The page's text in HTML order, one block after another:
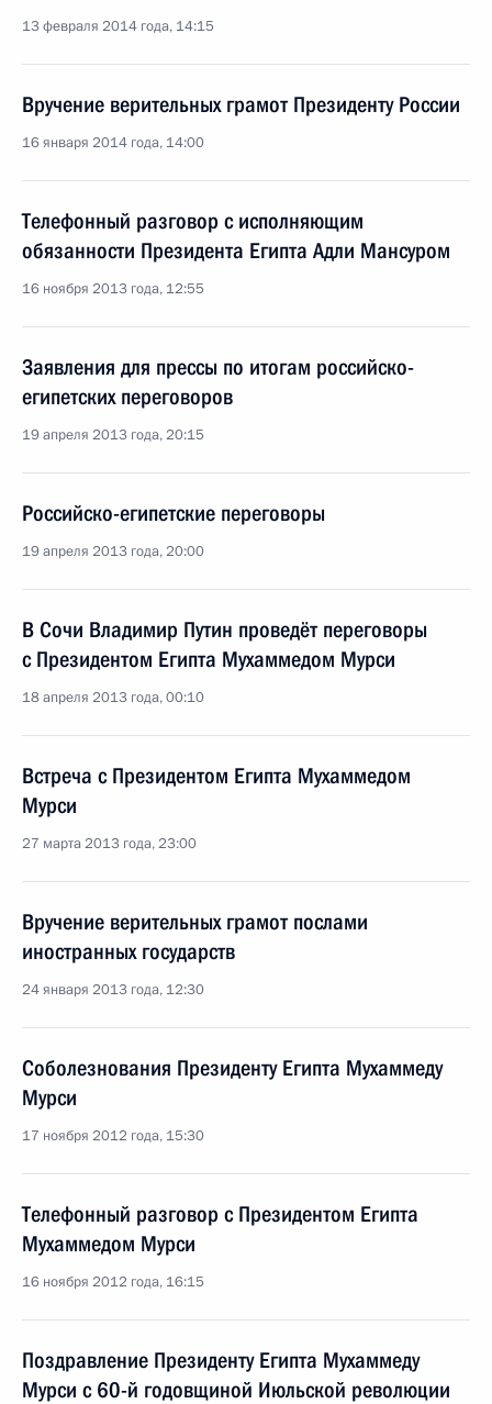
13 февраля 2014 года, 14:15
Вручение верительных грамот Президенту России
16 января 2014 года, 14:00
Телефонный разговор с исполняющим
обязанности Президента Египта Адли Мансуром
16 ноября 2013 года, 12:55
Заявления для прессы по итогам российско-
египетских переговоров
19 апреля 2013 года, 20:15
Российско-египетские переговоры
19 апреля 2013 года, 20:00
В Сочи Владимир Путин проведёт переговоры
с Президентом Египта Мухаммедом Мурси
18 апреля 2013 года, 00:10
Встреча с Президентом Египта Мухаммедом
Мурси
27 марта 2013 года, 23:00
Вручение верительных грамот послами
иностранных государств
24 января 2013 года, 12:30
Соболезнования Президенту Египта Мухаммеду
Мурси
17 ноября 2012 года, 15:30
Телефонный разговор с Президентом Египта
Мухаммедом Мурси
16 ноября 2012 года, 16:15
Поздравление Президенту Египта Мухаммеду
Мурси с 60-й годовщиной Июльской революции